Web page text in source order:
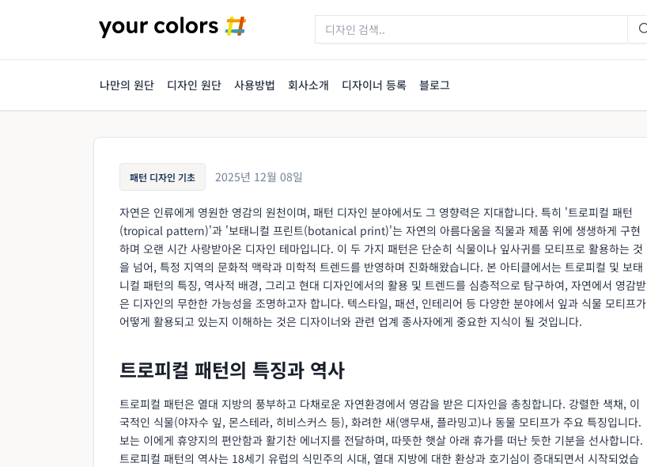
나만의 원단 디자인 원단 사용방법 회사소개 디자이너 등록 블로그
패턴 디자인 기초 2025년 12월 08일
자연은 인류에게 영원한 영감의 원천이며, 패턴 디자인 분야에서도 그 영향력은 지대합니다. 특히 '트로피컬 패턴
(tropical pattern)'과 '보태니컬 프린트(botanical print)'는 자연의 아름다움을 직물과 제품 위에 생생하게 구현
하며 오랜 시간 사랑받아온 디자인 테마입니다. 이 두 가지 패턴은 단순히 식물이나 잎사귀를 모티프로 활용하는 것
을 넘어, 특정 지역의 문화적 맥락과 미학적 트렌드를 반영하며 진화해왔습니다. 본 아티클에서는 트로피컬 및 보태
니컬 패턴의 특징, 역사적 배경, 그리고 현대 디자인에서의 활용 및 트렌드를 심층적으로 탐구하여, 자연에서 영감받
은 디자인의 무한한 가능성을 조명하고자 합니다. 텍스타일, 패션, 인테리어 등 다양한 분야에서 잎과 식물 모티프가
어떻게 활용되고 있는지 이해하는 것은 디자이너와 관련 업계 종사자에게 중요한 지식이 될 것입니다.
트로피컬 패턴의 특징과 역사
트로피컬 패턴은 열대 지방의 풍부하고 다채로운 자연환경에서 영감을 받은 디자인을 총칭합니다. 강렬한 색채, 이
국적인 식물(야자수 잎, 몬스테라, 히비스커스 등), 화려한 새(앵무새, 플라밍고)나 동물 모티프가 주요 특징입니다.
보는 이에게 휴양지의 편안함과 활기찬 에너지를 전달하며, 따뜻한 햇살 아래 휴가를 떠난 듯한 기분을 선사합니다.
트로피컬 패턴의 역사는 18세기 유럽의 식민주의 시대, 열대 지방에 대한 환상과 호기심이 증대되면서 시작되었습